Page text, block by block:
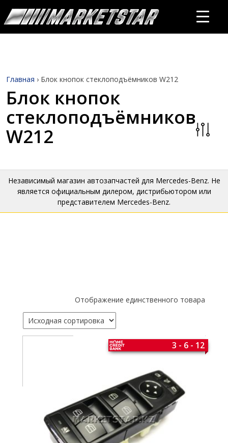
Главная › Блок кнопок стеклоподъёмников W212
Блок кнопок
стеклоподъёмников
W212
Независимый магазин автозапчастей для Mercedes-Benz. Не
является официальным дилером, дистрибьютором или
представителем Mercedes-Benz.
Отображение единственного товара
3 - 6 - 12